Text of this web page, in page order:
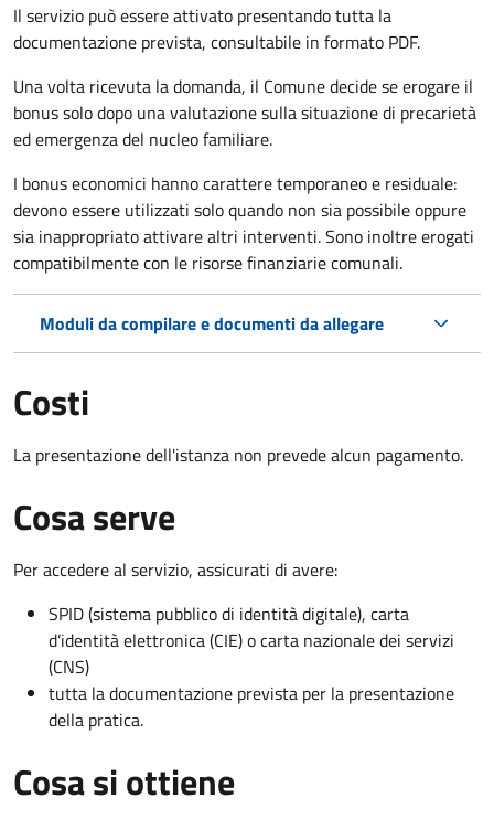
Il servizio può essere attivato presentando tutta la
documentazione prevista, consultabile in formato PDF.
Una volta ricevuta la domanda, il Comune decide se erogare il
bonus solo dopo una valutazione sulla situazione di precarietà
ed emergenza del nucleo familiare.
I bonus economici hanno carattere temporaneo e residuale:
devono essere utilizzati solo quando non sia possibile oppure
sia inappropriato attivare altri interventi. Sono inoltre erogati
compatibilmente con le risorse finanziarie comunali.
Moduli da compilare e documenti da allegare
Costi
La presentazione dell'istanza non prevede alcun pagamento.
Cosa serve
Per accedere al servizio, assicurati di avere:
SPID (sistema pubblico di identità digitale), carta
d’identità elettronica (CIE) o carta nazionale dei servizi
(CNS)
tutta la documentazione prevista per la presentazione
della pratica.
Cosa si ottiene